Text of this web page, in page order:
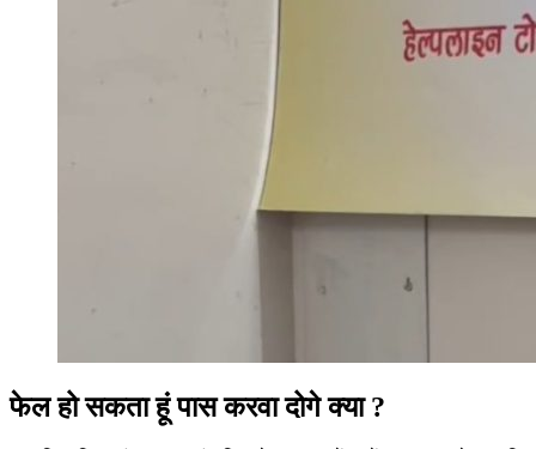
फेल हो सकता हूं पास करवा दोगे क्या ?